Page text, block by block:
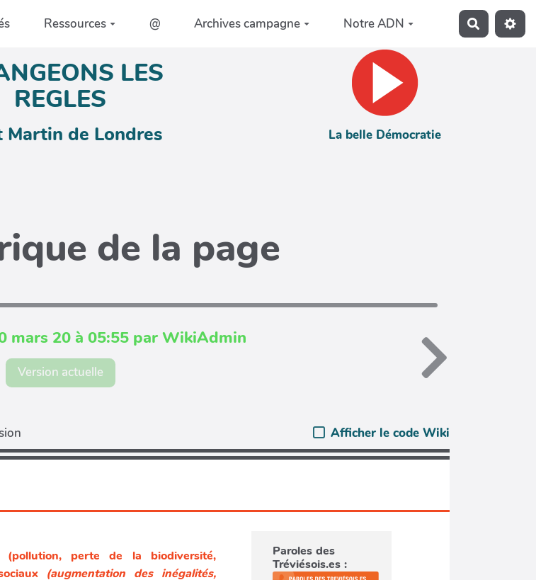
Ressources @ Archives campagne Notre ADN
LES
REGLES
Martin de Londres La belle Démocratie
de la page
mars 20 à 05:55 par WikiAdmin
Version actuelle
Afficher le code Wiki